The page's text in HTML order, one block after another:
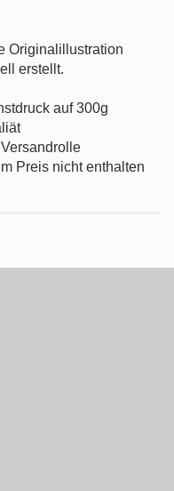
Originalillustration
erstellt.
auf 300g
Preis nicht enthalten